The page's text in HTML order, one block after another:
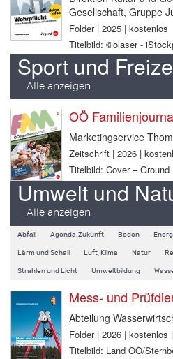
Gesellschaft, Gruppe
Folder | 2025 | kostenlos
Titelbild: ©olaser -
Sport und
Alle anzeigen
OÖ
Marketingservice
Zeitschrift | 2026 |
Titelbild: Cover –
Umwelt und
Alle anzeigen
Abfall Agenda.Zukunft Boden
Lärm und Schall Luft, Klima Natur
Strahlen und Licht Umweltbildung
Mess- und
Abteilung
Folder | 2026 |
Titelbild: Land OÖ/